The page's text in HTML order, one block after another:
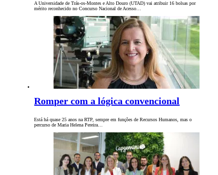
A Universidade de Trás-os-Montes e Alto Douro (UTAD) vai atribuir 16 bolsas por
mérito reconhecido no Concurso Nacional de Acesso…
Romper com a lógica convencional
Está há quase 25 anos na RTP, sempre em funções de Recursos Humanos, mas o
percurso de Maria Helena Pereira…